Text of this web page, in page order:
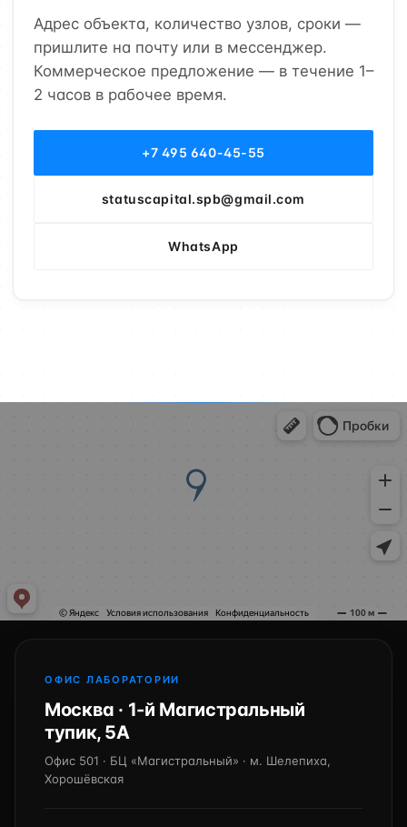
Адрес объекта, количество узлов, сроки —
пришлите на почту или в мессенджер.
Коммерческое предложение — в течение 1–
2 часов в рабочее время.
+7 495 640-45-55
statuscapital.spb@gmail.com
WhatsApp
ОФИС ЛАБОРАТОРИИ
Москва · 1-й Магистральный
тупик, 5А
Офис 501 · БЦ «Магистральный» · м. Шелепиха,
Хорошёвская